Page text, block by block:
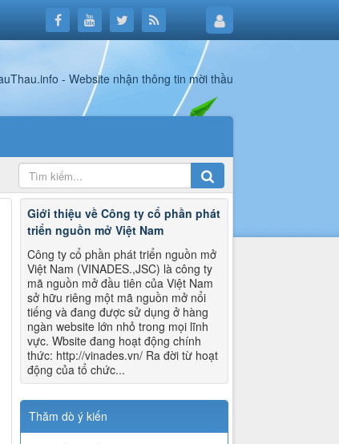
Giới thiệu về Công ty cổ phần phát
triển nguồn mở Việt Nam
Công ty cổ phần phát triển nguồn mở
Việt Nam (VINADES.,JSC) là công ty
mã nguồn mở đầu tiên của Việt Nam
sở hữu riêng một mã nguồn mở nổi
tiếng và đang được sử dụng ở hàng
ngàn website lớn nhỏ trong mọi lĩnh
vực. Wbsite đang hoạt động chính
thức: http://vinades.vn/ Ra đời từ hoạt
động của tổ chức...
Thăm dò ý kiến